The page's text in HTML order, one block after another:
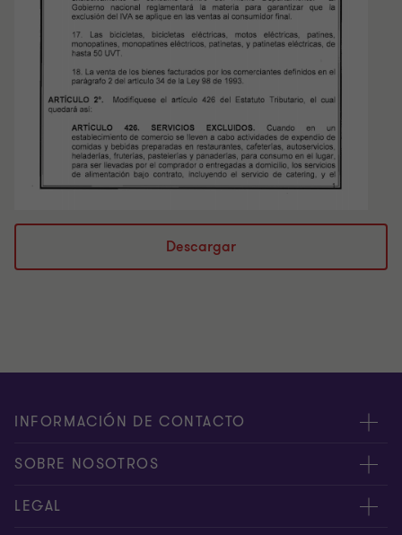
Descargar
INFORMACIÓN DE CONTACTO
Oficinas
Contáctenos
SOBRE NOSOTROS
Acerca de nosotros
LEGAL